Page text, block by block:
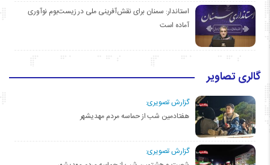
استاندار: سمنان برای نقش‌آفرینی ملی در زیست‌بوم نوآوری
آماده است
گالری تصاویر
گزارش تصویری:
هفتادمین شب از حماسه مردم مهدیشهر
گزارش تصویری: